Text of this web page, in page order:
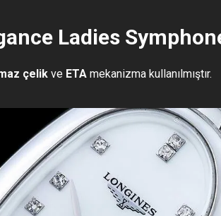
Ladies
çelikve ETAmekanizma kullanılmıştır.